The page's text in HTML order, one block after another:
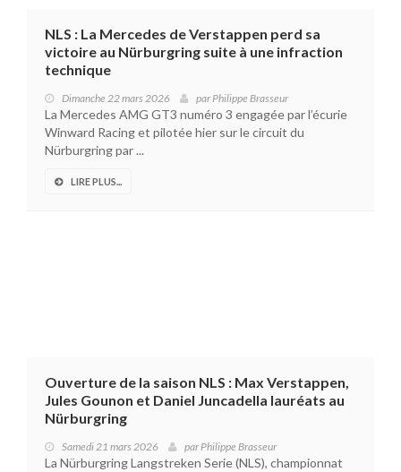
NLS : La Mercedes de Verstappen perd sa
victoire au Nürburgring suite à une infraction
technique
Dimanche 22 mars 2026 parPhilippe Brasseur
La Mercedes AMG GT3 numéro 3 engagée par l’écurie
Winward Racing et pilotée hier sur le circuit du
Nürburgring par ...
LIRE PLUS...
Ouverture de la saison NLS : Max Verstappen,
Jules Gounon et Daniel Juncadella lauréats au
Nürburgring
Samedi 21 mars 2026 parPhilippe Brasseur
La Nürburgring Langstreken Serie (NLS), championnat